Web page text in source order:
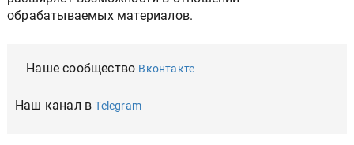
обрабатываемых материалов.
Наше сообщество Вконтакте
Наш канал вTelegram